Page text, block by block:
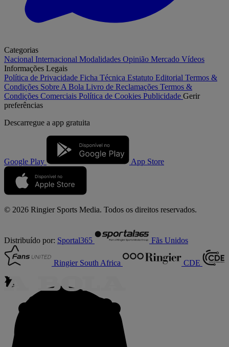
Categorias
Nacional Internacional Modalidades Opinião Mercado Vídeos
Informações Legais
Política de Privacidade Ficha Técnica Estatuto Editorial Termos &
Condições Sobre A Bola Livro de Reclamações Termos &
Condições Comerciais Política de Cookies Publicidade Gerir
preferências
Descarregue a app gratuita
Google Play App Store
© 2026 Ringier Sports Media. Todos os direitos reservados.
Distribuído por: Sportal365 Fãs Unidos
Ringier South Africa CDE